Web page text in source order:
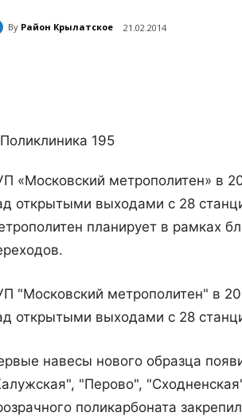
By Район Крылатское 21.02.2014
«Московский метрополитен» в
открытыми выходами с 28
планирует в рамках
"Московский метрополитен" в
открытыми выходами с 28
навесы нового образца
"Перово",
поликарбоната